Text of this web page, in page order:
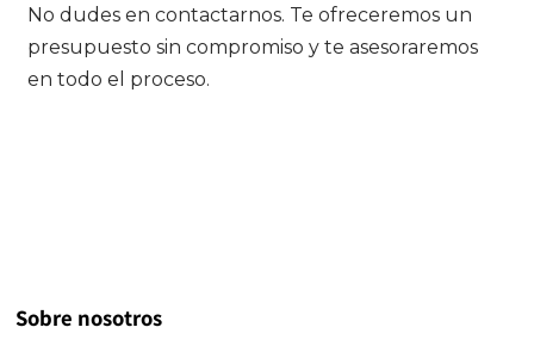
No dudes en contactarnos. Te ofreceremos un
presupuesto sin compromiso y te asesoraremos
en todo el proceso.
Sobre nosotros